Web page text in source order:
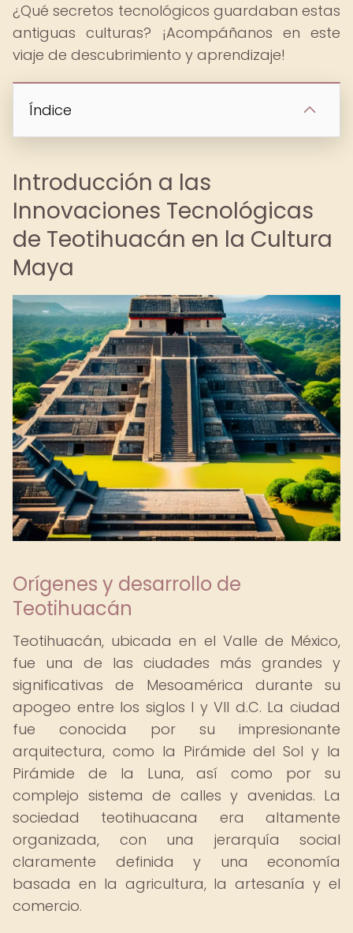
¿Qué secretos tecnológicos guardaban estas
antiguas culturas? ¡Acompáñanos en este
viaje de descubrimiento y aprendizaje!
Índice
Introducción a las
Innovaciones Tecnológicas
de Teotihuacán en la Cultura
Maya
Orígenes y desarrollo de
Teotihuacán
Teotihuacán, ubicada en el Valle de México,
fue una de las ciudades más grandes y
significativas de Mesoamérica durante su
apogeo entre los siglos I y VII d.C. La ciudad
fue conocida por su impresionante
arquitectura, como la Pirámide del Sol y la
Pirámide de la Luna, así como por su
complejo sistema de calles y avenidas. La
sociedad teotihuacana era altamente
organizada, con una jerarquía social
claramente definida y una economía
basada en la agricultura, la artesanía y el
comercio.